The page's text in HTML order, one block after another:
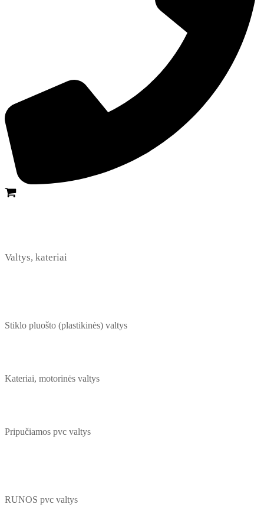
Valtys, kateriai
Stiklo pluošto (plastikinės) valtys
Kateriai, motorinės valtys
Pripučiamos pvc valtys
RUNOS pvc valtys